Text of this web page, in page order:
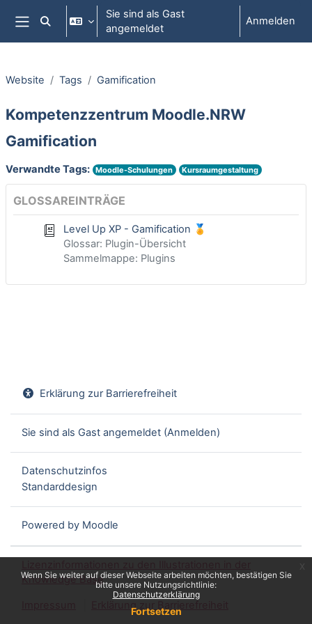
Zum Hauptinhalt
Wenn Sie weiter auf dieser Webseite arbeiten möchten, bestätigen Sie
bitte unsere Nutzungsrichtlinie:
Datenschutzerklärung
Fortsetzen
Website-Übersicht
Sucheingabe umschalten
Sie sind als Gast
angemeldet
Anmelden
Website Tags Gamification
Kompetenzzentrum Moodle.NRW
Gamification
Verwandte Tags: Moodle-Schulungen Kursraumgestaltung
GLOSSAREINTRÄGE
Level Up XP - Gamification 🏅
Glossar: Plugin-Übersicht
Sammelmappe: Plugins
Erklärung zur Barrierefreiheit
Sie sind als Gast angemeldet (Anmelden)
Datenschutzinfos
Standarddesign
Powered by Moodle
Knowledge Base
Erklärung zur Barrierefreiheit